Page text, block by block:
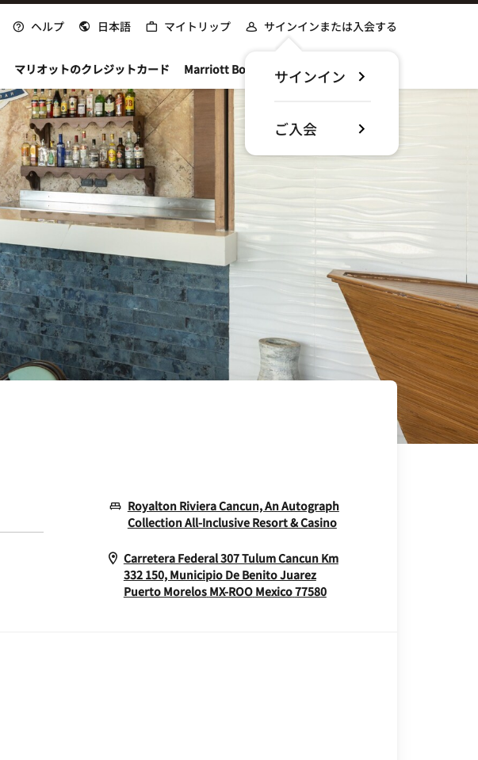
ヘルプ 日本語 マイトリップ サインインまたは入会する
サインイン
ご入会
マリオットのクレジットカード Marriott Bonvoyについて
Royalton Riviera Cancun, An Autograph
Collection All-Inclusive Resort & CasinoOpens In New Window
Carretera Federal 307 Tulum Cancun Km
332 150, Municipio De Benito Juarez
Puerto Morelos MX-ROO Mexico77580Opens In New Window